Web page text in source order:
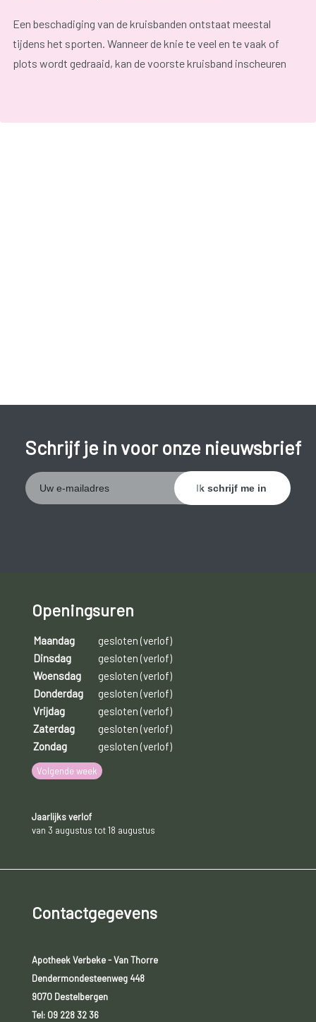
Een beschadiging van de kruisbanden ontstaat meestal
tijdens het sporten. Wanneer de knie te veel en te vaak of
plots wordt gedraaid, kan de voorste kruisband inscheuren
Wanneer er erg veel kracht komt op de knie, kan ook de
Schrijf je in voor onze nieuwsbrief
Openingsuren
Maandag
gesloten (verlof)
Dinsdag
gesloten (verlof)
Woensdag
gesloten (verlof)
Donderdag
gesloten (verlof)
Vrijdag
gesloten (verlof)
Zaterdag
gesloten (verlof)
Zondag
gesloten (verlof)
Volgende week
Jaarlijks verlof
van 3 augustus tot 18 augustus
Contactgegevens
Apotheek Verbeke - Van Thorre
Dendermondesteenweg 448
9070 Destelbergen
Tel: 09 228 32 36